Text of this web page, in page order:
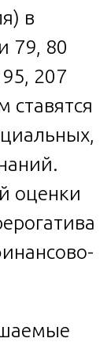
в
79, 80
207
оценки